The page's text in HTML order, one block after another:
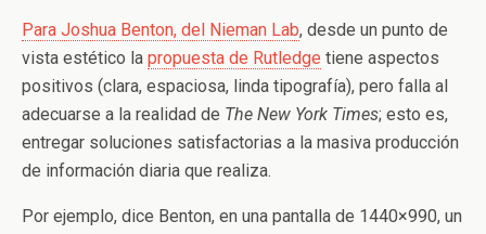
Para Joshua Benton, del Nieman Lab, desde un punto de
vista estético la propuesta de Rutledge tiene aspectos
positivos (clara, espaciosa, linda tipografía), pero falla al
adecuarse a la realidad de The New York Times; esto es,
entregar soluciones satisfactorias a la masiva producción
de información diaria que realiza.
Por ejemplo, dice Benton, en una pantalla de 1440×990, un